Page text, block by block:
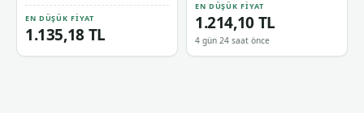
EN DÜŞÜK FIYAT
1.135,18 TL
EN DÜŞÜK FIYAT
1.214,10 TL
4 gün 24 saat önce